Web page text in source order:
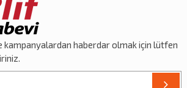
kampanyalardan haberdar olmak için lütfen